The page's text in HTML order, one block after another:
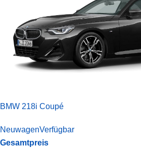
BMW 218i Coupé
NeuwagenVerfügbar
Gesamtpreis